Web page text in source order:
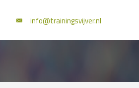
info@trainingsvijver.nl